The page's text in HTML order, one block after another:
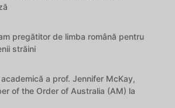
pregătitor de limba română pentru
străini
a prof. Jennifer McKay,
of the Order of Australia (AM) la